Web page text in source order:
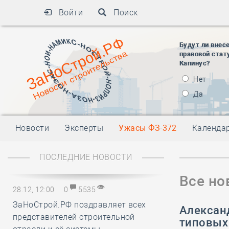
Войти Поиск
Будут ли
правовой
Капинус?
Нет
Да
Новости Эксперты Ужасы ФЗ-372
ПОСЛЕДНИЕ НОВОСТИ
28.12, 12:00 0 5535
ЗаНоСтрой.РФ поздравляет всех
представителей строительной
Все